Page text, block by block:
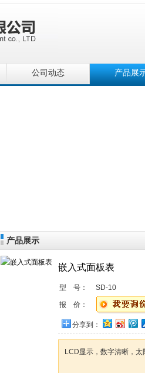
公司动态 产品展
产品展示
嵌入式面板表
型 号： SD-10
报 价：
分享到：
LCD显示，数字清晰，太